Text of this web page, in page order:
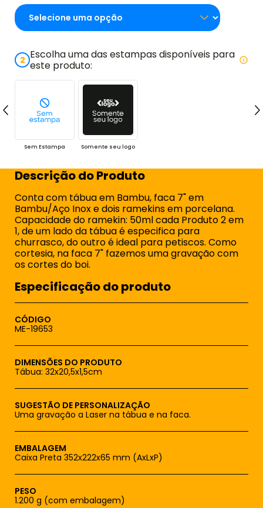
2 Escolha uma das estampas disponíveis para
este produto:
Sem Estampa Somente seu logo
Descrição do Produto
Conta com tábua em Bambu, faca 7" em
Bambu/Aço Inox e dois ramekins em porcelana.
Capacidade do ramekin: 50ml cada Produto 2 em
1, de um lado da tábua é especifica para
churrasco, do outro é ideal para petiscos. Como
cortesia, na faca 7" fazemos uma gravação com
os cortes do boi.
Especificação do produto
CÓDIGO
ME-19653
DIMENSÕES DO PRODUTO
Tábua: 32x20,5x1,5cm
SUGESTÃO DE PERSONALIZAÇÃO
Uma gravação a Laser na tábua e na faca.
EMBALAGEM
Caixa Preta 352x222x65 mm (AxLxP)
PESO
1.200 g (com embalagem)